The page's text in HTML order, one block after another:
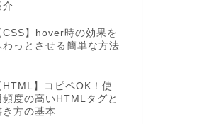
介
CSS】hover時の効果を
わっとさせる簡単な方法
HTML】コピペOK！使
頻度の高いHTMLタグと
き方の基本